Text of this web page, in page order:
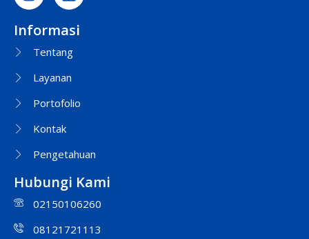
Informasi
Tentang
Layanan
Portofolio
Kontak
Pengetahuan
Hubungi Kami
02150106260
08121721113